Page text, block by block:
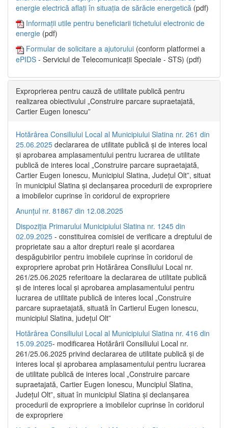
energie electrică aflați în situația de sărăcie energetică (pdf)
Informații utile pentru beneficiarii tichetului electronic de
energie (pdf)
Formular de solicitare a ajutorului (conform platformei a
ePIDS - Serviciul de Telecomunicații Speciale - STS) (pdf)
Exproprierea pentru cauză de utilitate publică pentru
realizarea obiectivului „Construire parcare supraetajată,
Cartier Eugen Ionescu”
Hotărârea Consiliului Local al Municipiului Slatina nr. 261 din
25.06.2025 declararea de utilitate publică și de interes local
și aprobarea amplasamentului pentru lucrarea de utilitate
publică de interes local „Construire parcare supraetajată,
Cartier Eugen Ionescu, Municipiul Slatina, Județul Olt”, situat
în municipiul Slatina și declanșarea procedurii de expropriere
a imobilelor cuprinse în coridorul de expropriere
Anunțul nr. 81867 din 12.08.2025
Dispoziția Primarului Municipiului Slatina nr. 1245 din
02.09.2025 - constituirea comisiei de verificare a dreptului de
proprietate sau a altor drepturi reale și acordarea
despăgubirilor pentru imobilele cuprinse în coridorul de
expropriere aprobat prin Hotărârea Consiliului Local nr.
261/25.06.2025 referitoare la declararea de utilitate publică
și de interes local și aprobarea amplasamentului pentru
lucrarea de utilitate publică de interes local „Construire
parcare supraetajată, situată în Cartierul Eugen Ionescu,
municipiul Slatina, județul Olt”
Hotărârea Consiliului Local al Municipiului Slatina nr. 416 din
15.09.2025- modificarea Hotărârii Consiliului Local nr.
261/25.06.2025 privind declararea de utilitate publică și de
interes local și aprobarea amplasamentului pentru lucrarea
de utilitate publică de interes local „Construire parcare
supraetajată, Cartier Eugen Ionescu, Muncipiul Slatina,
Județul Olt”, situat în municipiul Slatina și declanșarea
procedurii de expropriere a imobilelor cuprinse în coridorul
de expropriere